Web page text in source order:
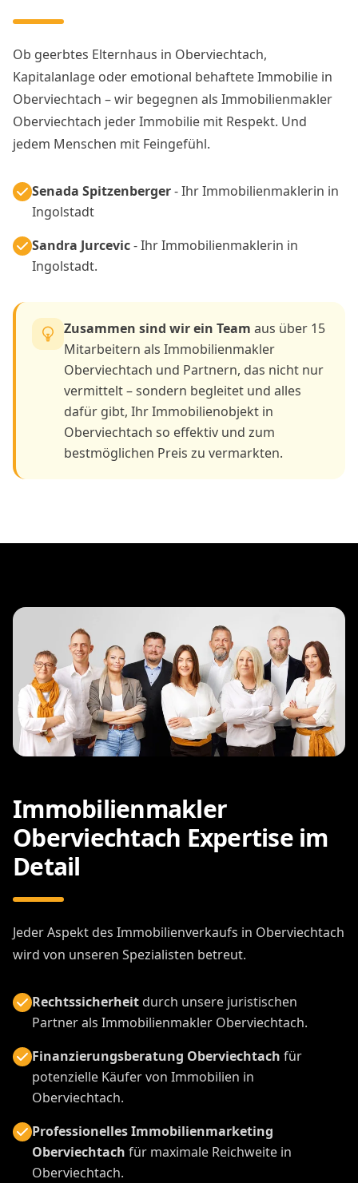
Ob geerbtes Elternhaus in Oberviechtach,
Kapitalanlage oder emotional behaftete Immobilie in
Oberviechtach – wir begegnen als Immobilienmakler
Oberviechtach jeder Immobilie mit Respekt. Und
jedem Menschen mit Feingefühl.
Senada Spitzenberger- Ihr Immobilienmaklerin in
Ingolstadt
Sandra Jurcevic- Ihr Immobilienmaklerin in
Ingolstadt.
Zusammen sind wir ein Team aus über 15
Mitarbeitern als Immobilienmakler
Oberviechtach und Partnern, das nicht nur
vermittelt – sondern begleitet und alles
dafür gibt, Ihr Immobilienobjekt in
Oberviechtach so effektiv und zum
bestmöglichen Preis zu vermarkten.
Immobilienmakler
Oberviechtach Expertise im
Detail
Jeder Aspekt des Immobilienverkaufs in Oberviechtach
wird von unseren Spezialisten betreut.
Rechtssicherheitdurch unsere juristischen
Partner als Immobilienmakler Oberviechtach.
Finanzierungsberatung Oberviechtach für
potenzielle Käufer von Immobilien in
Oberviechtach.
Professionelles Immobilienmarketing
Oberviechtach für maximale Reichweite in
Oberviechtach.